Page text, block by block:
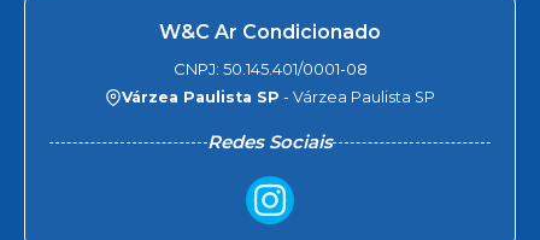
W&C Ar Condicionado
CNPJ: 50.145.401/0001-08
Várzea Paulista SP - Várzea Paulista SP
Redes Sociais